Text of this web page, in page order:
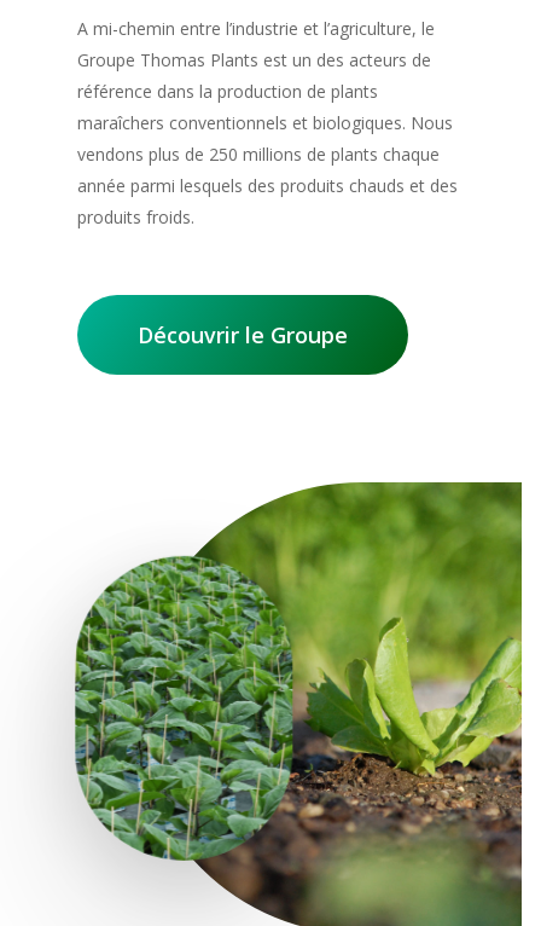
A mi-chemin entre l’industrie et l’agriculture, le
Groupe Thomas Plants est un des acteurs de
référence dans la production de plants
maraîchers conventionnels et biologiques. Nous
vendons plus de 250 millions de plants chaque
année parmi lesquels des produits chauds et des
produits froids.
Découvrir le Groupe
Accueil
Groupe
Plants conventionnels
Plants biologiques
Production &
Logistique
Actualités
Contacts